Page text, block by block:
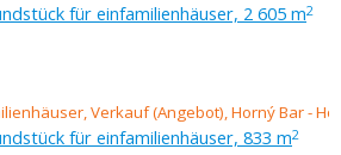
für einfamilienhäuser, 2 605 m2
für einfamilienhäuser, 833 m2